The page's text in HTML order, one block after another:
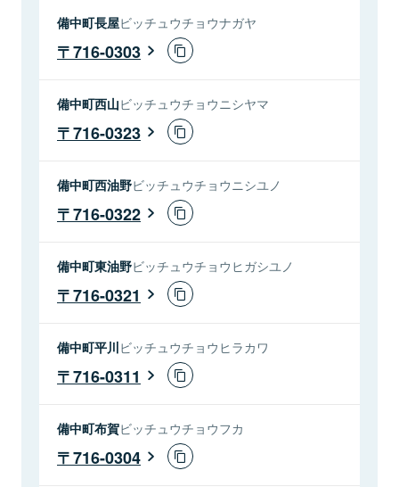
備中町長屋ビッチュウチョウナガヤ
716-0303
備中町西山ビッチュウチョウニシヤマ
716-0323
備中町西油野ビッチュウチョウニシユノ
716-0322
備中町東油野ビッチュウチョウヒガシユノ
716-0321
備中町平川ビッチュウチョウヒラカワ
716-0311
備中町布賀ビッチュウチョウフカ
716-0304